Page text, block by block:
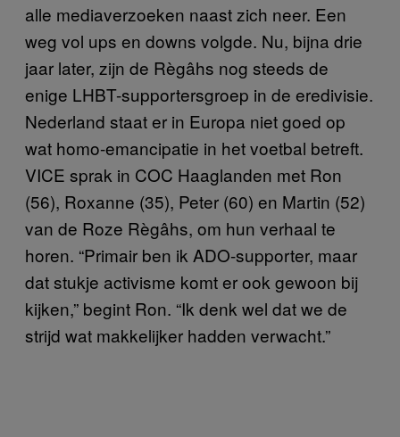
alle mediaverzoeken naast zich neer. Een
weg vol ups en downs volgde. Nu, bijna drie
jaar later, zijn de Règâhs nog steeds de
enige LHBT-supportersgroep in de eredivisie.
Nederland staat er in Europa niet goed op
wat homo-emancipatie in het voetbal betreft.
VICE sprak in COC Haaglanden met Ron
(56), Roxanne (35), Peter (60) en Martin (52)
van de Roze Règâhs, om hun verhaal te
horen. “Primair ben ik ADO-supporter, maar
dat stukje activisme komt er ook gewoon bij
kijken,” begint Ron. “Ik denk wel dat we de
strijd wat makkelijker hadden verwacht.”